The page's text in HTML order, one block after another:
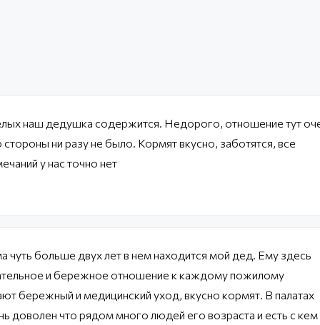
наш дедушка содержится. Недорого, отношение тут
ни разу не было. Кормят вкусно, заботятся, все
у нас точно нет
чуть больше двух лет в нем находится мой дед. Ему здесь
и бережное отношение к каждому пожилому
бережный и медицинский уход, вкусно кормят. В палатах
доволен что рядом много людей его возраста и есть с кем